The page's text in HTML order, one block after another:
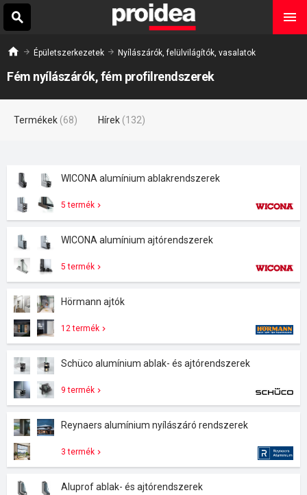
Épületszerkezetek Nyílászárók, felülvilágítók, vasalatok
Fém nyílászárók, fém profilrendszerek
Termékek (68) Hírek (132)
WICONA alumínium ablakrendszerek
5 termék
WICONA alumínium ajtórendszerek
5 termék
Hörmann ajtók
12 termék
Schüco alumínium ablak- és ajtórendszerek
9 termék
Reynaers alumínium nyílászáró rendszerek
3 termék
Aluprof ablak- és ajtórendszerek